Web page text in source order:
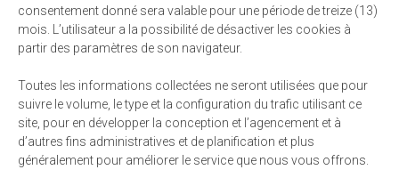
consentement donné sera valable pour une période de treize (13)
mois. L’utilisateur a la possibilité de désactiver les cookies à
partir des paramètres de son navigateur.
Toutes les informations collectées ne seront utilisées que pour
suivre le volume, le type et la configuration du trafic utilisant ce
site, pour en développer la conception et l’agencement et à
d’autres fins administratives et de planification et plus
généralement pour améliorer le service que nous vous offrons.